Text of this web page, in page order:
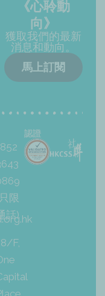
《心聆動
向》
獲取我們的最新
消息和動向。
馬上訂閱
限
話)
F,
認證